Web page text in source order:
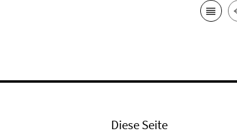
Diese Seite